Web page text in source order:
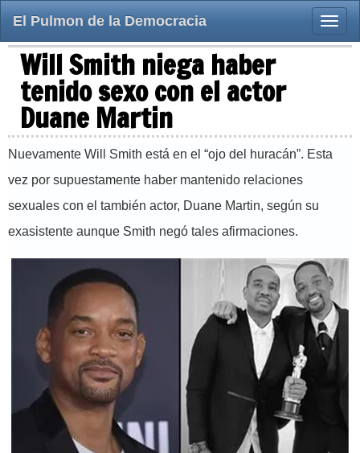
Toggle
El Pulmon de la Democracia
Will Smith niega haber
tenido sexo con el actor
Duane Martin
Nuevamente Will Smith está en el “ojo del huracán”. Esta
vez por supuestamente haber mantenido relaciones
sexuales con el también actor, Duane Martin, según su
exasistente aunque Smith negó tales afirmaciones.